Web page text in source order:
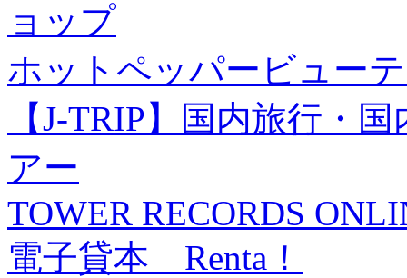
ョップ
ホットペッパービュー
【J-TRIP】国内旅行・
アー
TOWER RECORDS
電子貸本 Renta！